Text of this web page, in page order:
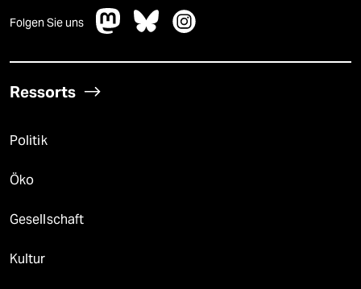
Folgen Sie uns
Ressorts
Politik
Öko
Gesellschaft
Kultur